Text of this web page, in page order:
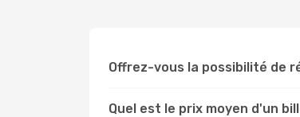
Offrez-vous la possibilité de
Quel est le prix moyen d'un